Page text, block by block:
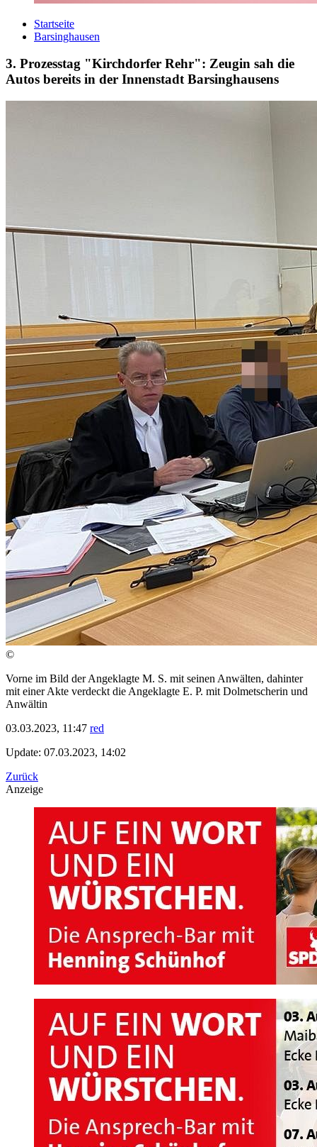
Startseite
Barsinghausen
3. Prozesstag "Kirchdorfer Rehr": Zeugin sah die
Autos bereits in der Innenstadt Barsinghausens
©
Vorne im Bild der Angeklagte M. S. mit seinen Anwälten, dahinter
mit einer Akte verdeckt die Angeklagte E. P. mit Dolmetscherin und
Anwältin
03.03.2023, 11:47 red
Update: 07.03.2023, 14:02
Zurück
Anzeige